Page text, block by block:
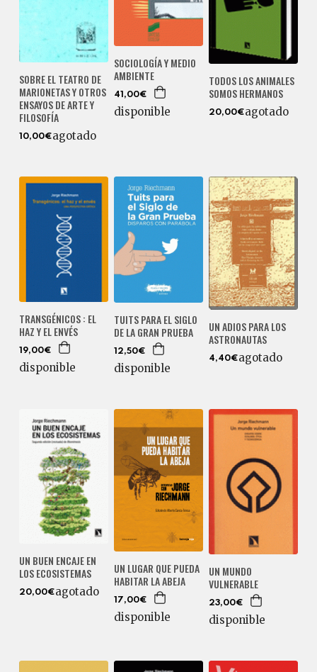
SOBRE EL TEATRO DE
MARIONETAS Y OTROS
ENSAYOS DE ARTE Y
FILOSOFÍA
10,00€agotado
SOCIOLOGÍA Y MEDIO
AMBIENTE
41,00€
disponible
TODOS LOS ANIMALES
SOMOS HERMANOS
20,00€agotado
TRANSGÉNICOS : EL
HAZ Y EL ENVÉS
19,00€
disponible
TUITS PARA EL SIGLO
DE LA GRAN PRUEBA
12,50€
disponible
UN ADIOS PARA LOS
ASTRONAUTAS
4,40€agotado
UN BUEN ENCAJE EN
LOS ECOSISTEMAS
20,00€agotado
UN LUGAR QUE PUEDA
HABITAR LA ABEJA
17,00€
disponible
UN MUNDO
VULNERABLE
23,00€
disponible